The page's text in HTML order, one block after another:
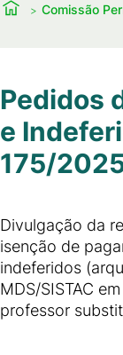
Comissão
Pedidos
e
175/
Divulgação da
isenção de
indeferidos
MDS/SISTAC
professor